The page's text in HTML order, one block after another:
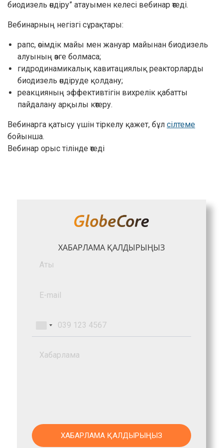
биодизель өндіру” атауымен келесі вебинар өтеді.
Вебинарның негізгі сұрақтары:
рапс, өсімдік майы мен жануар майынан биодизель
алуының өзге болмаса;
гидродинамикалық кавитациялық реакторларды
биодизель өндіруде қолдану;
реакцияның эффективтігін вихрелік қабатты
пайдалану арқылы көтеру.
Вебинарга қатысу үшін тіркелу қажет, бұл сілтеме
бойынша.
Вебинар орыс тілінде өтеді
ХАБАРЛАМА ҚАЛДЫРЫҢЫЗ